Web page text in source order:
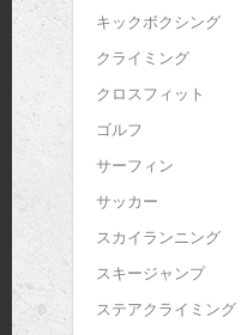
キックボクシング
クライミング
クロスフィット
ゴルフ
サーフィン
サッカー
スカイランニング
スキージャンプ
ステアクライミング